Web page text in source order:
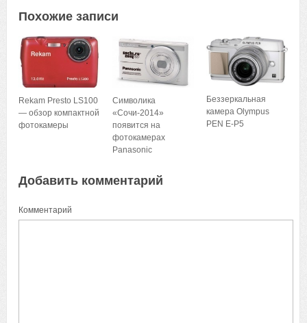
Похожие записи
Rekam Presto LS100
— обзор компактной
фотокамеры
Символика
«Сочи-2014»
появится на
фотокамерах
Panasonic
Беззеркальная
камера Olympus
PEN E-P5
Добавить комментарий
Комментарий